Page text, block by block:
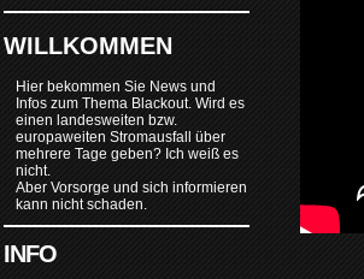
WILLKOMMEN
Hier bekommen Sie News und
Infos zum Thema Blackout. Wird es
einen landesweiten bzw.
europaweiten Stromausfall über
mehrere Tage geben? Ich weiß es
nicht.
Aber Vorsorge und sich informieren
kann nicht schaden.
INFO